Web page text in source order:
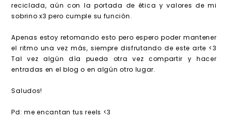
reciclada, aún con la portada de ética y valores de mi
sobrino x3 pero cumple su función.
Apenas estoy retomando esto pero espero poder mantener
el ritmo una vez más, siempre disfrutando de este arte <3
Tal vez algún día pueda otra vez compartir y hacer
entradas en el blog o en algún otro lugar.
Saludos!
Pd: me encantan tus reels <3